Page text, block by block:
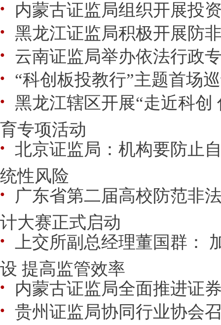
● 内蒙古证监局组织开展投
● 黑龙江证监局积极开展防
● 云南证监局举办依法行政
● “科创板投教行”主题首场
● 黑龙江辖区开展“走近科创
育专项活动
● 北京证监局：机构要防止
统性风险
● 广东省第二届高校防范非
计大赛正式启动
● 上交所副总经理董国群：
设 提高监管效率
● 内蒙古证监局全面推进证
● 贵州证监局协同行业协会